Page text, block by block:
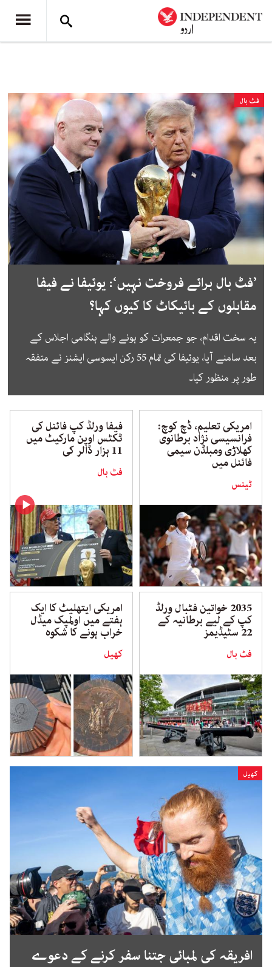
فٹ بال
’فٹ بال برائے فروخت نہیں‘: یوئیفا نے فیفا
مقابلوں کے بائیکاٹ کا کیوں کہا؟
یہ سخت اقدام، جو جمعرات کو ہونے والے ہنگامی اجلاس کے
بعد سامنے آیا، یوئیفا کی تمام 55 رکن ایسوسی ایشنز نے متفقہ
طور پر منظور کیا۔
امریکی تعلیم، ڈچ کوچ:
فرانسیسی نژاد برطانوی
کھلاڑی ومبلڈن سیمی
فائنل میں
ٹینس
فیفا ورلڈ کپ فائنل کی
ٹکٹس اوپن مارکیٹ میں
11 ہزار ڈالر کی
فٹ بال
2035 خواتین فٹبال ورلڈ
کپ کے لیے برطانیہ کے
22 سٹیڈیمز
فٹ بال
امریکی ایتھلیٹ کا ایک
ہفتے میں اولمپک میڈل
خراب ہونے کا شکوہ
کھیل
کھیل
افریقہ کی لمبائی جتنا سفر کرنے کے دعوے